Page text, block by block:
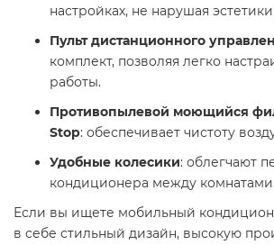
настройках, не нарушая
Пульт дистанционного
комплект, позволяя легко
работы.
Противопылевой моющийся
Stop: обеспечивает чистоту
Удобные колесики: облегчают
кондиционера между комнатами.​
Если вы ищете мобильный
в себе стильный дизайн, высокую